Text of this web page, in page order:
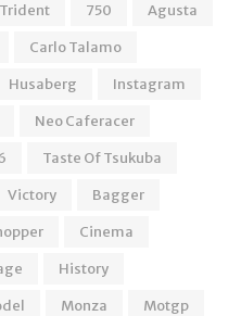
Trident 750
Agusta
Carlo Talamo
Husaberg
Instagram
Neo Caferacer
Taste Of Tsukuba
Victory
Bagger
Cinema
History
Monza
Motgp